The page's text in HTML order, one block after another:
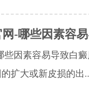
-哪些因素容
些因素容易导致白
扩大或新皮损的出